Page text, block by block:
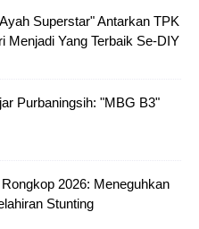
Superstar" Antarkan TPK
Menjadi Yang Terbaik Se-DIY
Purbaningsih: "MBG B3"
2026: Meneguhkan
Stunting